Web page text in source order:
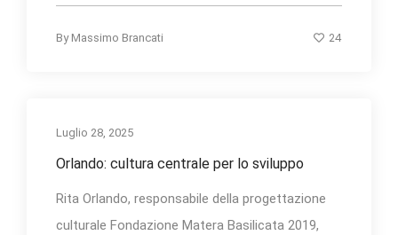
By Massimo Brancati 24
Luglio 28, 2025
Orlando: cultura centrale per lo sviluppo
Rita Orlando, responsabile della progettazione
culturale Fondazione Matera Basilicata 2019,